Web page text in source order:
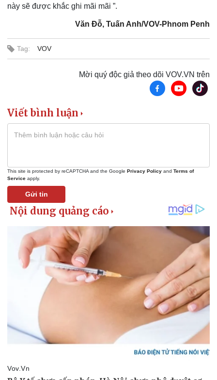
Thể thao
Bóng đá
Lịch thi đấu bóng đá
eSports
Hậu trường
này sẽ được khắc ghi mãi mãi ”.
Văn Đỗ, Tuấn Anh/VOV-Phnom Penh
Tag: VOV
Mời quý độc giả theo dõi VOV.VN trên
Viết bình luận
This site is protected by reCAPTCHA and the Google Privacy Policy and Terms of
Service apply.
Gửi tin